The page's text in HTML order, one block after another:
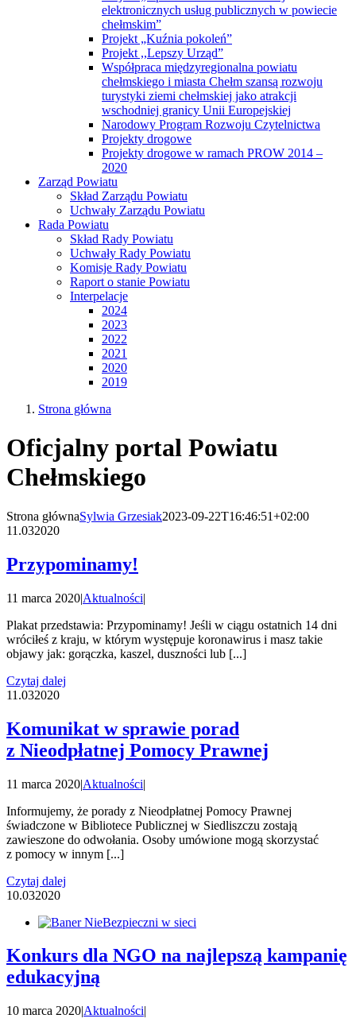
elektronicznych usług publicznych w powiecie
chełmskim”
Projekt „Kuźnia pokoleń”
Projekt ,,Lepszy Urząd”
Współpraca międzyregionalna powiatu
chełmskiego i miasta Chełm szansą rozwoju
turystyki ziemi chełmskiej jako atrakcji
wschodniej granicy Unii Europejskiej
Narodowy Program Rozwoju Czytelnictwa
Projekty drogowe
Projekty drogowe w ramach PROW 2014 –
2020
Zarząd Powiatu
Skład Zarządu Powiatu
Uchwały Zarządu Powiatu
Rada Powiatu
Skład Rady Powiatu
Uchwały Rady Powiatu
Komisje Rady Powiatu
Raport o stanie Powiatu
Interpelacje
2024
2023
2022
2021
2020
2019
Strona główna
Oficjalny portal Powiatu
Chełmskiego
Strona głównaSylwia Grzesiak2023-09-22T16:46:51+02:00
11.032020
Przypominamy!
11 marca 2020|Aktualności|
Plakat przedstawia: Przypominamy! Jeśli w ciągu ostatnich 14 dni
wróciłeś z kraju, w którym występuje koronawirus i masz takie
objawy jak: gorączka, kaszel, duszności lub [...]
Czytaj dalej
11.032020
Komunikat w sprawie porad
z Nieodpłatnej Pomocy Prawnej
11 marca 2020|Aktualności|
Informujemy, że porady z Nieodpłatnej Pomocy Prawnej
świadczone w Bibliotece Publicznej w Siedliszczu zostają
zawieszone do odwołania. Osoby umówione mogą skorzystać
z pomocy w innym [...]
Czytaj dalej
10.032020
Konkurs dla NGO na najlepszą kampanię
edukacyjną
10 marca 2020|Aktualności|